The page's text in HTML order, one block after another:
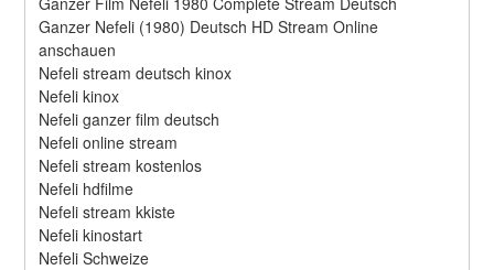
Ganzer Nefeli (1980) Deutsch HD Stream Online
anschauen
Nefeli stream deutsch kinox
Nefeli kinox
Nefeli ganzer film deutsch
Nefeli online stream
Nefeli stream kostenlos
Nefeli hdfilme
Nefeli stream kkiste
Nefeli kinostart
Nefeli Schweize